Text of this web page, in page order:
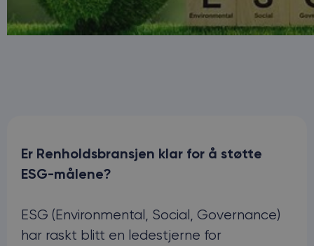
Er Renholdsbransjen klar for å støtte
ESG-målene?
ESG (Environmental, Social, Governance)
har raskt blitt en ledestjerne for